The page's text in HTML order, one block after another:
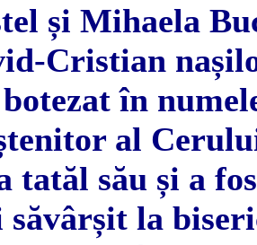
și Mihaela
Cristian
în
al
tatăl său și a
săvârșit la